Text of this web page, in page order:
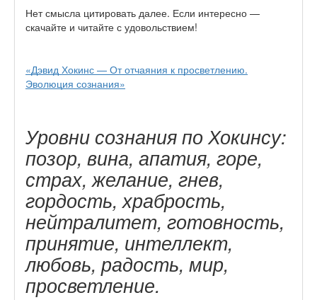
Нет смысла цитировать далее. Если интересно —
скачайте и читайте с удовольствием!
«Дэвид Хокинс — От отчаяния к просветлению.
Эволюция сознания»
Уровни сознания по Хокинсу:
позор, вина, апатия, горе,
страх, желание, гнев,
гордость, храбрость,
нейтралитет, готовность,
принятие, интеллект,
любовь, радость, мир,
просветление.